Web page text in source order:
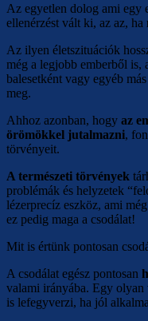
Az egyetlen dolog ami egy
ellenérzést vált ki, az az, ha
Az ilyen életszituációk
még a legjobb emberből is,
balesetként vagy egyéb
meg.
Ahhoz azonban, hogy az
örömökkel jutalmazni,
törvényeit.
A természeti törvények
problémák és helyzetek
lézerprecíz eszköz, ami
ez pedig maga a csodálat!
Mit is értünk pontosan
A csodálat egész pontosan
valami irányába. Egy olyan
is lefegyverzi, ha jól